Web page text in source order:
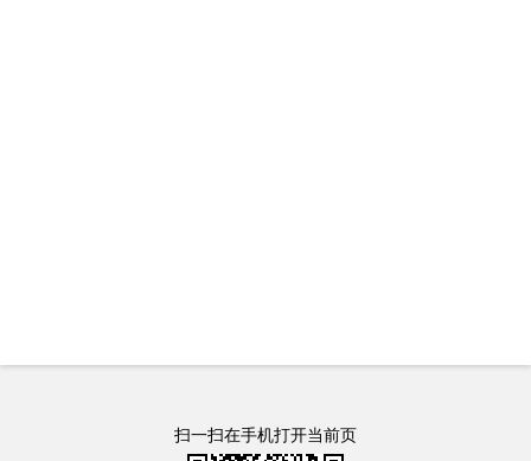
扫一扫在手机打开当前页